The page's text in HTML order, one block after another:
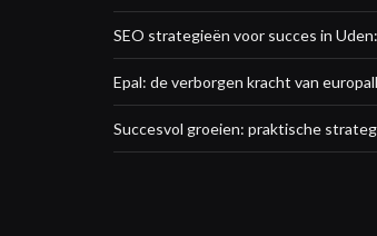
SEO strategieën voor succes in
Epal: de verborgen kracht van
Succesvol groeien: praktische